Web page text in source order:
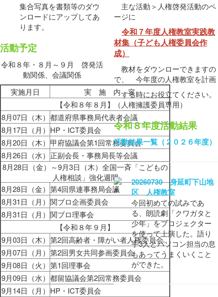
集合写真を書類等のダウ
ンロードにアップしてあ
ります。
活動予定
令和８年・８月～９月 啓発活
動関係、会議関係
実施月日
実 施 内 容
【令和８年８月】
8月07日（木） 都道府県事務局代表者会議
8月17日（月） HP・ICT委員会
8月20日（木） 甲府協議会第1回常務委員会
8月26日（水） 正副会長・事務局長等会議
8月28日（金）～9月3日（木）全国一斉「こどもの
人権相談」強化週間
8月28日（金） 第4回県連事務局会議
8月31日（月） 関ブロ企画委員会
8月31日（月） 関ブロ理事会
【令和８年９月】
9月03日（木） 第2回高齢者・障がい者人権委員会
9月07日（月） 第2回男女共同参画委員会
9月08日（火） 第1回理事会
9月09日（水） 都留協議会第2回常務委員会
9月14日（月） HP・ICT委員会
主な活動＞人権啓発活動のペ
ージに
令和７年度人権教室実践教
材集（子ども人権委員会作
成）
教材をダウンローできますの
で、 今年度の人権教室を計画
する時にお役立てください。
（人権擁護委員専用）
令和８年度活動結果
活動結果一覧（２０２６年度）
20260730 身延町下山地
区 人権教室
今回初めての試みであ
る、朗読劇「クワガタと
少年」をプロジェクター
を使って上演した。語り
手3人とパソコン担当の息
もあってうまくいくこと
ができた。